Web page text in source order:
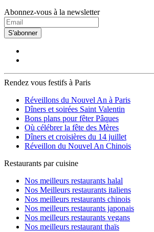
Abonnez-vous à la newsletter
S'abonner
Rendez vous festifs à Paris
Réveillons du Nouvel An à Paris
Dîners et soirées Saint Valentin
Bons plans pour fêter Pâques
Où célébrer la fête des Mères
Dîners et croisières du 14 juillet
Réveillon du Nouvel An Chinois
Restaurants par cuisine
Nos meilleurs restaurants halal
Nos Meilleurs restaurants italiens
Nos meilleurs restaurants chinois
Nos meilleurs restaurants japonais
Nos meilleurs restaurants vegans
Nos meilleurs restaurant thaïs